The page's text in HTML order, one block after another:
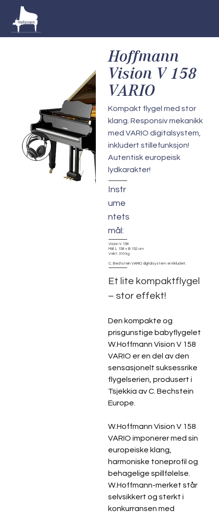
Hoffmann
Vision V 158
VARIO
Kompakt flygel med stor
klang. Responsiv mekanikk
med VARIO digitalsystem,
inkludert stillefunksjon!
Autentisk europeisk
lydkarakter!
Instr
ume
ntets
mål:
Vision V 158
Mål: L 158 × B 152 cm
Vekt: 310 kg
C. Bechstein VARIO digitalsystem er inkludert.
Et lite kompaktflygel
– stor effekt!
Den kompakte og
prisgunstige babyflygelet
W.Hoffmann Vision V 158
VARIO er en del av den
sensasjonelt suksessrike
flygelserien, produsert i
Tsjekkia av C. Bechstein
Europe.
W.Hoffmann Vision V 158
VARIO imponerer med sin
europeiske klang,
harmoniske toneprofil og
behagelige spillfølelse.
W.Hoffmann-merket står
selvsikkert og sterkt i
konkurransen med